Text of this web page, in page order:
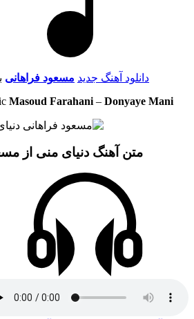
دانلود آهنگ جدید مسعود فراهانی
Masoud Farahani– Donyaye Mani
متن آهنگ دنیای منی از